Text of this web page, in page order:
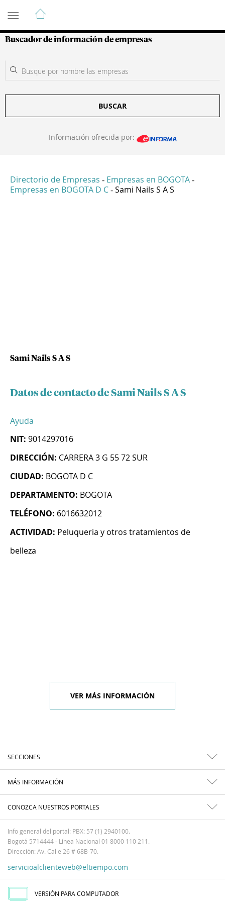
Guía de Empresas Colombianas
Buscador de información de empresas
BUSCAR
Información ofrecida por:
Directorio de Empresas - Empresas en BOGOTA -
Empresas en BOGOTA D C - Sami Nails S A S
Sami Nails S A S
Datos de contacto de Sami Nails S A S
Ayuda
NIT: 9014297016
DIRECCIÓN: CARRERA 3 G 55 72 SUR
CIUDAD: BOGOTA D C
DEPARTAMENTO: BOGOTA
TELÉFONO: 6016632012
ACTIVIDAD: Peluqueria y otros tratamientos de
belleza
VER MÁS INFORMACIÓN
SECCIONES
MÁS INFORMACIÓN
CONOZCA NUESTROS PORTALES
Info general del portal: PBX: 57 (1) 2940100.
Bogotá 5714444 - Línea Nacional 01 8000 110 211.
Dirección: Av. Calle 26 # 68B-70.
servicioalclienteweb@eltiempo.com
VERSIÓN PARA COMPUTADOR